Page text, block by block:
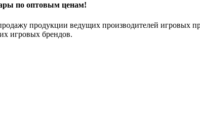
по оптовым ценам!
продукции ведущих производителей игровых
игровых брендов.